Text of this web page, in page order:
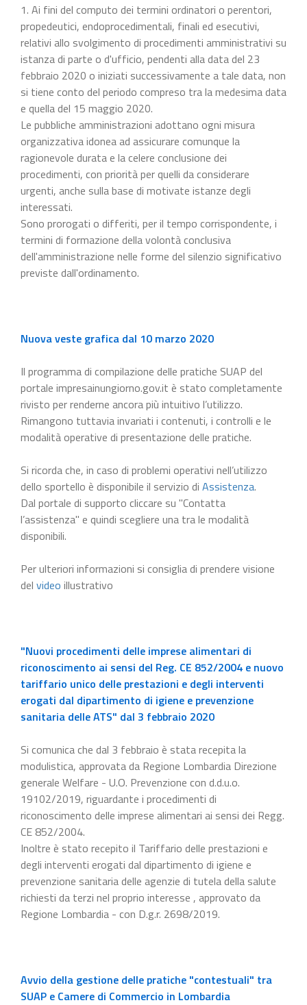
1. Ai fini del computo dei termini ordinatori o perentori,
propedeutici, endoprocedimentali, finali ed esecutivi,
relativi allo svolgimento di procedimenti amministrativi su
istanza di parte o d'ufficio, pendenti alla data del 23
febbraio 2020 o iniziati successivamente a tale data, non
si tiene conto del periodo compreso tra la medesima data
e quella del 15 maggio 2020.
Le pubbliche amministrazioni adottano ogni misura
organizzativa idonea ad assicurare comunque la
ragionevole durata e la celere conclusione dei
procedimenti, con priorità per quelli da considerare
urgenti, anche sulla base di motivate istanze degli
interessati.
Sono prorogati o differiti, per il tempo corrispondente, i
termini di formazione della volontà conclusiva
dell'amministrazione nelle forme del silenzio significativo
previste dall'ordinamento.
Nuova veste grafica dal 10 marzo 2020
Il programma di compilazione delle pratiche SUAP del
portale impresainungiorno.gov.it è stato completamente
rivisto per renderne ancora più intuitivo l’utilizzo.
Rimangono tuttavia invariati i contenuti, i controlli e le
modalità operative di presentazione delle pratiche.
Si ricorda che, in caso di problemi operativi nell’utilizzo
dello sportello è disponibile il servizio di Assistenza.
Dal portale di supporto cliccare su "Contatta
l’assistenza" e quindi scegliere una tra le modalità
disponibili.
Per ulteriori informazioni si consiglia di prendere visione
del video illustrativo
"Nuovi procedimenti delle imprese alimentari di
riconoscimento ai sensi del Reg. CE 852/2004 e nuovo
tariffario unico delle prestazioni e degli interventi
erogati dal dipartimento di igiene e prevenzione
sanitaria delle ATS" dal 3 febbraio 2020
Si comunica che dal 3 febbraio è stata recepita la
modulistica, approvata da Regione Lombardia Direzione
generale Welfare - U.O. Prevenzione con d.d.u.o.
19102/2019, riguardante i procedimenti di
riconoscimento delle imprese alimentari ai sensi dei Regg.
CE 852/2004.
Inoltre è stato recepito il Tariffario delle prestazioni e
degli interventi erogati dal dipartimento di igiene e
prevenzione sanitaria delle agenzie di tutela della salute
richiesti da terzi nel proprio interesse , approvato da
Regione Lombardia - con D.g.r. 2698/2019.
Avvio della gestione delle pratiche "contestuali" tra
SUAP e Camere di Commercio in Lombardia